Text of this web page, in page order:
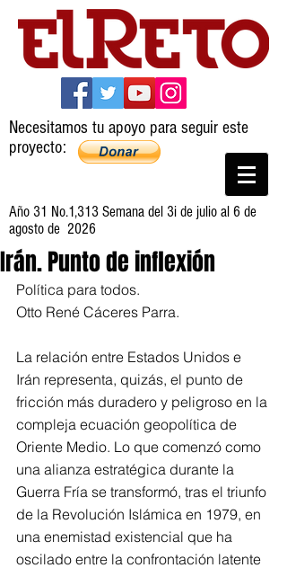
Necesitamos tu apoyo para seguir este
proyecto:
Año 31 No.1,313 Semana del 3i de julio al 6 de
agosto de 2026
Irán. Punto de inflexión
Política para todos.
Otto René Cáceres Parra.
La relación entre Estados Unidos e
Irán representa, quizás, el punto de
fricción más duradero y peligroso en la
compleja ecuación geopolítica de
Oriente Medio. Lo que comenzó como
una alianza estratégica durante la
Guerra Fría se transformó, tras el triunfo
de la Revolución Islámica en 1979, en
una enemistad existencial que ha
oscilado entre la confrontación latente